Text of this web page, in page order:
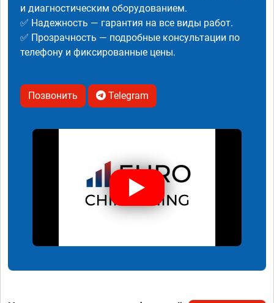
и диагностическим оборудованием.
✅ Надежность — гарантия на все виды работ.
✅ Прозрачность — подробные консультации по
телефону и фиксированные цены.
Позвонить Telegram